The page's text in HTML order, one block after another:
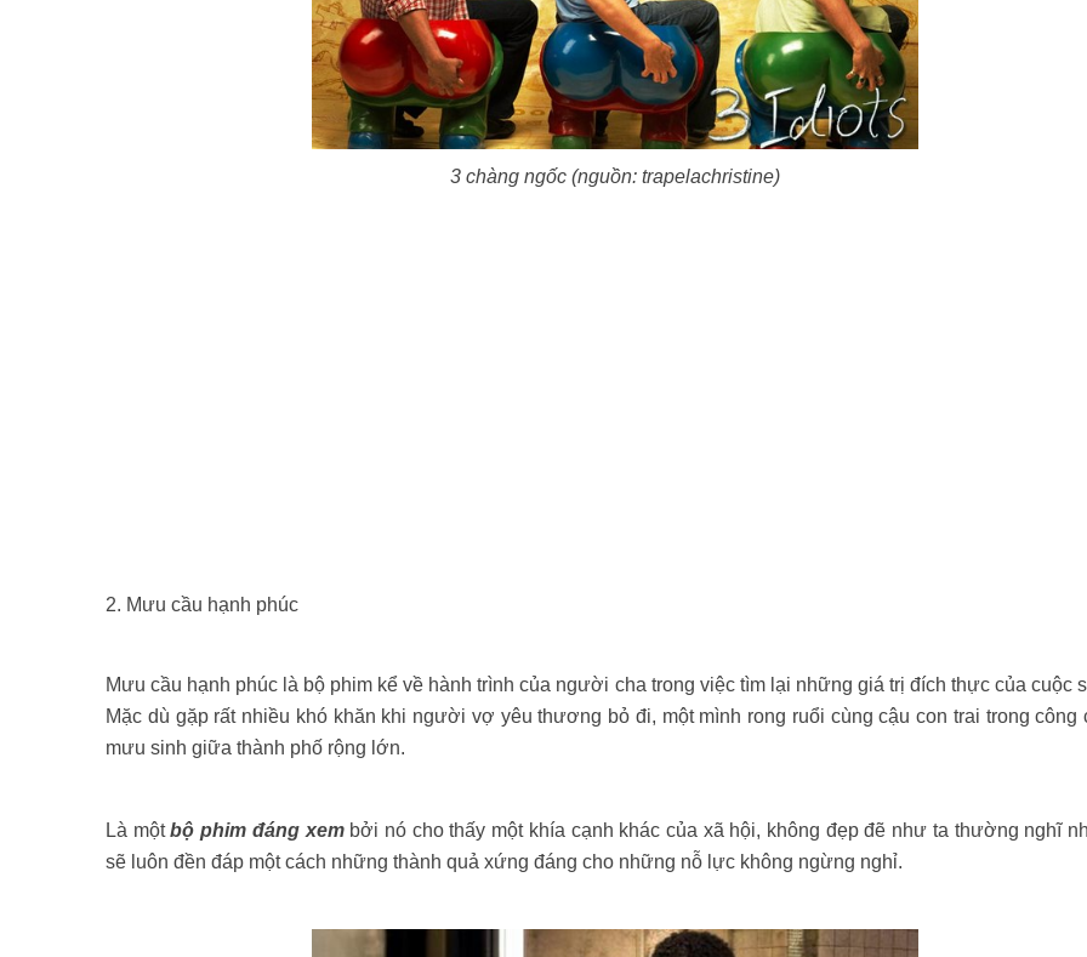
3 chàng ngốc (nguồn: trapelachristine)
2. Mưu cầu hạnh phúc
Mưu cầu hạnh phúc là bộ phim kể về hành trình của người cha trong việc tìm lại những giá trị đích thực của cuộc
Mặc dù gặp rất nhiều khó khăn khi người vợ yêu thương bỏ đi, một mình rong ruổi cùng cậu con trai trong công
mưu sinh giữa thành phố rộng lớn.
Là mộtbộ phim đáng xembởi nó cho thấy một khía cạnh khác của xã hội, không đẹp đẽ như ta thường nghĩ
sẽ luôn đền đáp một cách những thành quả xứng đáng cho những nỗ lực không ngừng nghỉ.